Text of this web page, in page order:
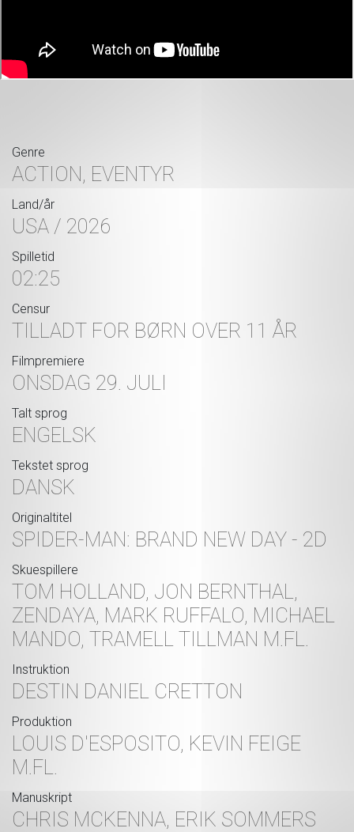
Genre
ACTION, EVENTYR
Land/år
USA / 2026
Spilletid
02:25
Censur
TILLADT FOR BØRN OVER 11 ÅR
Filmpremiere
ONSDAG 29. JULI
Talt sprog
ENGELSK
Tekstet sprog
DANSK
Originaltitel
SPIDER-MAN: BRAND NEW DAY - 2D
Skuespillere
TOM HOLLAND, JON BERNTHAL,
ZENDAYA, MARK RUFFALO, MICHAEL
MANDO, TRAMELL TILLMAN M.FL.
Instruktion
DESTIN DANIEL CRETTON
Produktion
LOUIS D'ESPOSITO, KEVIN FEIGE
M.FL.
Manuskript
CHRIS MCKENNA, ERIK SOMMERS